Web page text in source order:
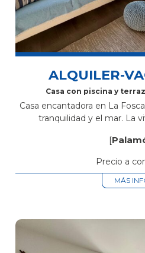
ALQUILER-
Casa con piscina y
Casa encantadora en La
tranquilidad y el mar. La
[
Precio a
MÁS